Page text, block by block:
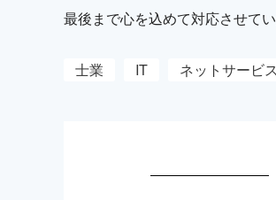
最後まで心を込めて対応させて
士業 IT ネットサービス